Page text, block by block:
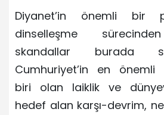
Diyanet’in önemli bir
dinselleşme
skandallar burada
Cumhuriyet’in en önemli
biri olan laiklik ve
hedef alan karşı-devrim,